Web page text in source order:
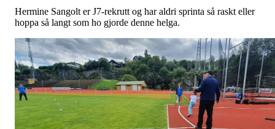
Hermine Sangolt er J7-rekrutt og har aldri sprinta så raskt eller
hoppa så langt som ho gjorde denne helga.